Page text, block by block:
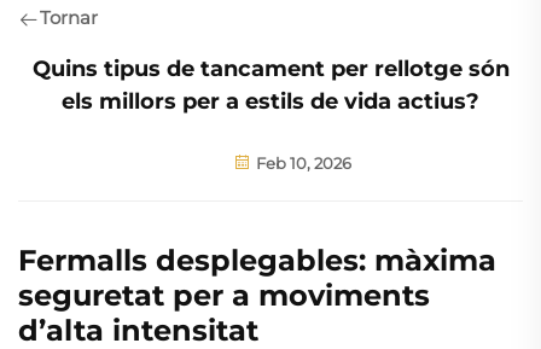
Tornar
Quins tipus de tancament per rellotge són
els millors per a estils de vida actius?
Feb 10, 2026
Fermalls desplegables: màxima
seguretat per a moviments
d’alta intensitat